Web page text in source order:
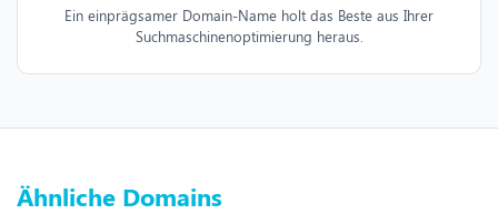
Ein einprägsamer Domain-Name holt das Beste aus Ihrer
Suchmaschinenoptimierung heraus.
Ähnliche Domains